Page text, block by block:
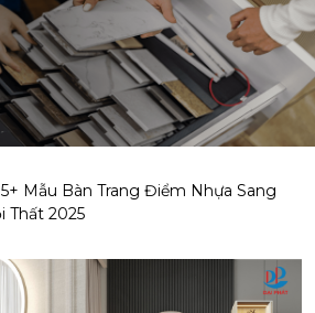
Mẫu Bàn Trang Điểm Nhựa Sang
Thất 2025